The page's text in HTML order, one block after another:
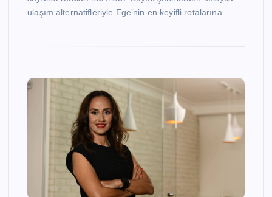
ulaşım alternatifleriyle Ege’nin en keyifli rotalarına…